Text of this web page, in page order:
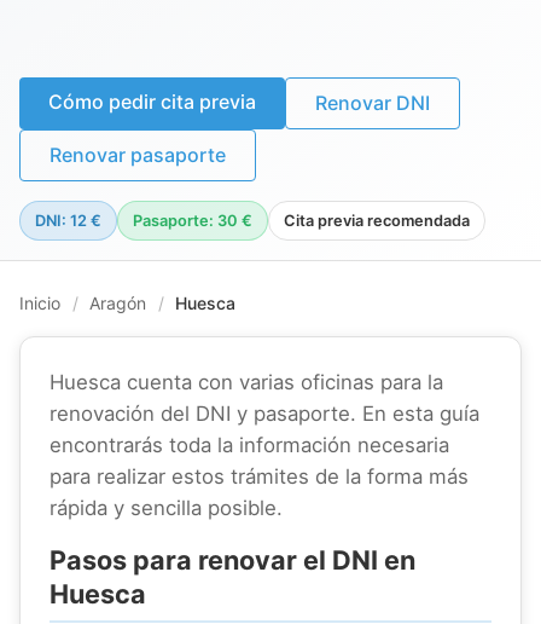
Cómo pedir cita previa Renovar DNI
Renovar pasaporte
DNI: 12 € Pasaporte: 30 € Cita previa recomendada
Inicio / Aragón / Huesca
Huesca cuenta con varias oficinas para la
renovación del DNI y pasaporte. En esta guía
encontrarás toda la información necesaria
para realizar estos trámites de la forma más
rápida y sencilla posible.
Pasos para renovar el DNI en
Huesca